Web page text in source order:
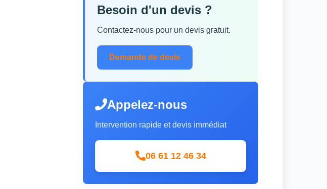
Besoin d'un devis ?
Contactez-nous pour un devis gratuit.
Demande de devis
Appelez-nous
Intervention rapide et devis immédiat
06 61 12 46 34